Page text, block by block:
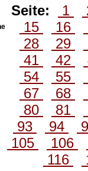
Seite: 1
15
16
28
29
41
42
54
55
67
68
80
81
93
94
105
106
116